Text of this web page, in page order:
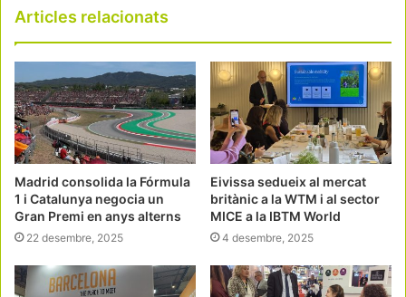
Articles relacionats
Madrid consolida la Fórmula
1 i Catalunya negocia un
Gran Premi en anys alterns
22 desembre, 2025
Eivissa sedueix al mercat
britànic a la WTM i al sector
MICE a la IBTM World
4 desembre, 2025